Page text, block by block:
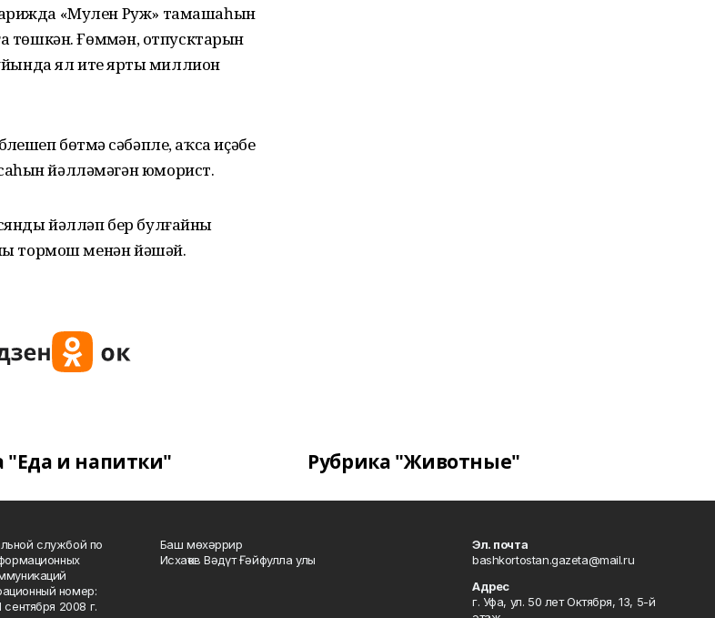
«Мулен Руж» тамашаһын
төшкән. Ғөмүмән, отпусктарын
ял итеү ярты миллион
бөтмәү сәбәпле, аҡса иҫәбе
йәлләмәгән юморист.
йәлләп бер булғайны
тормош менән йәшәй.
"Еда и напитки" Рубрика "Животные"
службой по
номер:
2008 г.
Баш мөхәррир
Исхаҡов Вәдүт Ғәйфулла улы
Эл. почта
bashkortostan.gazeta@mail.ru
Адрес
г. Уфа, ул. 50 лет Октября, 13, 5-й